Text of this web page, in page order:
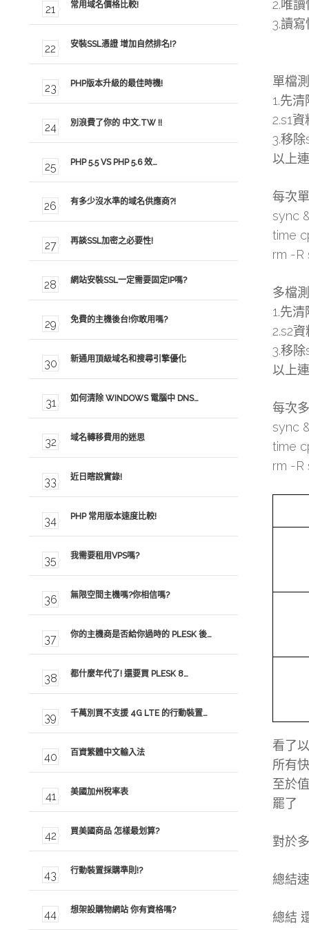
2.唯
3.讀
單檔
1.先
2.s1
3.移
以上
每次
sync
time
rm -R
多檔
1.先
2.s2
3.移
以上
每次
sync
time
rm -R
看了
所有
至於
罷了
對於
總結
總結
常用域名價格比較!
安裝SSL憑證 增加自然排名!?
PHP版本升級的最佳時機!
別浪費了你的 中文.TW !!
PHP 5.5 VS PHP 5.6 效…
有多少沒水準的域名供應商?!
再談SSL加密之必要性!
網站安裝SSL一定需要固定IP嗎?
免費的主機後台!你敢用嗎?
新通用頂級域名和搜尋引擎優化
如何清除 WINDOWS 電腦中 DNS…
域名轉移費用的迷思
近日瞎說實錄!
PHP 常用版本速度比較!
我需要租用VPS嗎?
無限空間主機嗎?你相信嗎?
你的主機商是否給你過時的 PLESK 後…
都什麼年代了! 還要買 PLESK 8…
千萬別買不支援 4G LTE 的行動裝置…
百資繁體中文輸入法
美國加州稅率表
買美國商品 怎樣最划算?
行動裝置採購準則!?
想架設購物網站 你有資格嗎?